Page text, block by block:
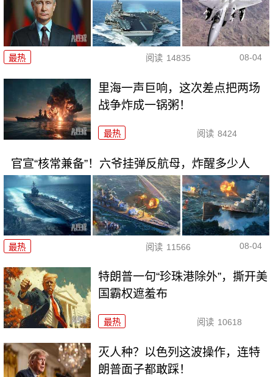
最热 阅读 14835 08-04
里海一声巨响，这次差点把两场
战争炸成一锅粥！
最热 阅读 8424
官宣“核常兼备”！六爷挂弹反航母，炸醒多少人
最热 阅读 11566 08-04
特朗普一句“珍珠港除外”，撕开美
国霸权遮羞布
最热 阅读 10618
灭人种？以色列这波操作，连特
朗普面子都敢踩！